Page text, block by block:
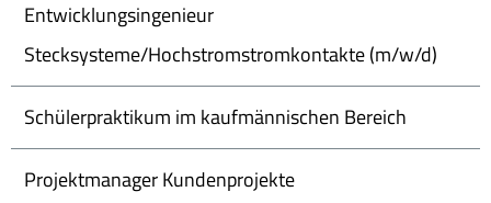
Entwicklungsingenieur
Stecksysteme/Hochstromstromkontakte (m/w/d)
Schülerpraktikum im kaufmännischen Bereich
Projektmanager Kundenprojekte